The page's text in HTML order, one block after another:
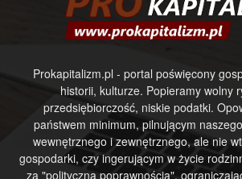
Prokapitalizm.pl - portal poświęcony
historii, kulturze. Popieramy wolny
przedsiębiorczość, niskie podatki.
państwem minimum, pilnującym
wewnętrznego i zewnętrznego, ale nie
gospodarki, czy ingerującym w życie
za "polityczną poprawnością",